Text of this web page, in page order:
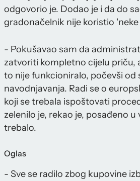
odgovorio je. Dodao je i da do
gradonačelnik nije koristio
- Pokušavao sam da
zatvoriti kompletno cijelu priču,
to nije funkcioniralo, počevši od
navodnjavanja. Radi se o
koji se trebala ispoštovati
zelenilo je, rekao je, posađeno u
trebalo.
Oglas
- Sve se radilo zbog kupovine